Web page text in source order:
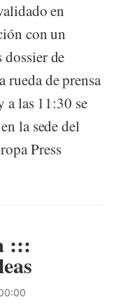
en
con un
de
rueda de prensa
a las 11:30 se
la sede del
Press
:::